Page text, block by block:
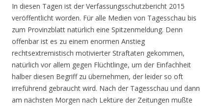
In diesen Tagen ist der Verfassungsschutzbericht 2015
veröffentlicht worden. Für alle Medien von Tagesschau bis
zum Provinzblatt natürlich eine Spitzenmeldung. Denn
offenbar ist es zu einem enormen Anstieg
rechtsextremistisch motivierter Straftaten gekommen,
natürlich vor allem gegen Flüchtlinge, um der Einfachheit
halber diesen Begriff zu übernehmen, der leider so oft
irreführend gebraucht wird. Nach der Tagesschau und dann
am nächsten Morgen nach Lektüre der Zeitungen mußte